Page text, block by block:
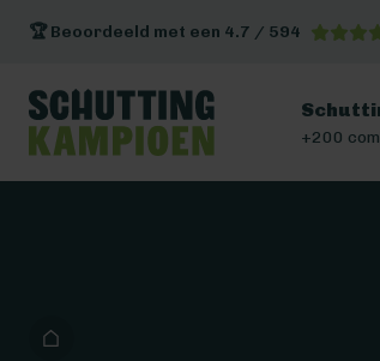
🏆 Beoordeeld met een 4.7 / 594
+200